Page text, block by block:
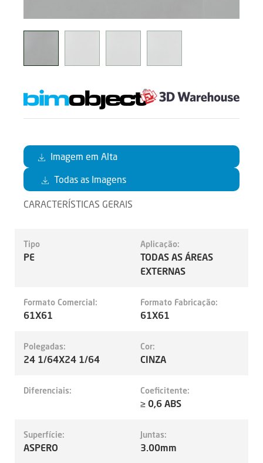
Imagem em Alta
Todas as Imagens
CARACTERÍSTICAS GERAIS
Tipo
PE
Aplicação:
TODAS AS ÁREAS
EXTERNAS
Formato Comercial:
61X61
Formato Fabricação:
61X61
Polegadas:
24 1/64X24 1/64
Cor:
CINZA
Diferenciais: Coeficitente:
≥ 0,6 ABS
Superfície:
ASPERO
Juntas:
3.00mm